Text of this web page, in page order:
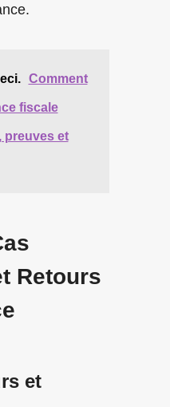
Comment
fiscale
preuves et
Retours
et